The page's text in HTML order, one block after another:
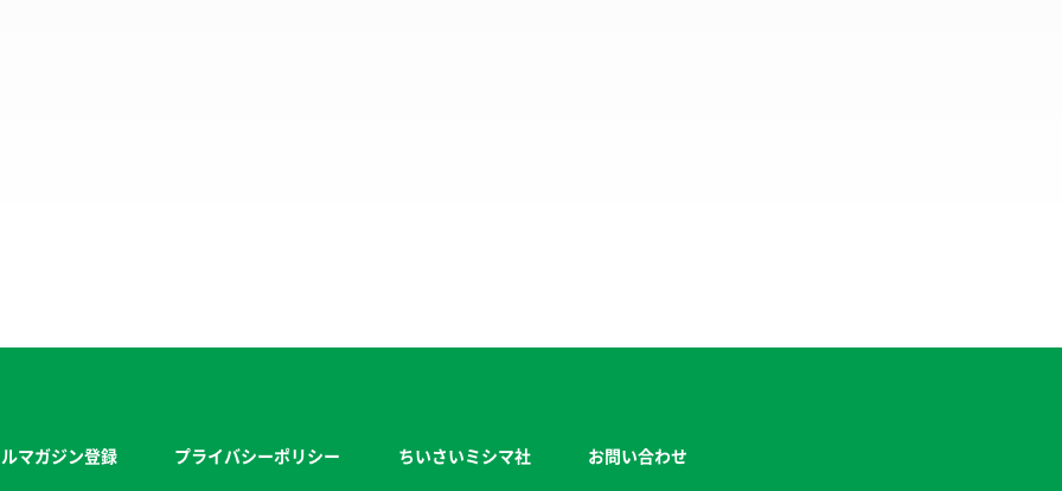
ルマガジン登録 プライバシーポリシー ちいさいミシマ社 お問い合わせ